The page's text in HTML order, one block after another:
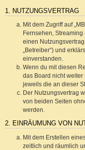
1. NUTZUNGSVERTRAG
Mit dem Zugriff auf
Fernsehen, Streaming
einen
„Betreiber“) und
einverstanden.
Wenn du mit diesen
das Board nicht
jeweils die an dieser
Der Nutzungsvertrag
von beiden Seiten
werden.
2. EINRÄUMUNG VON
Mit dem Erstellen
zeitlich und räumlich